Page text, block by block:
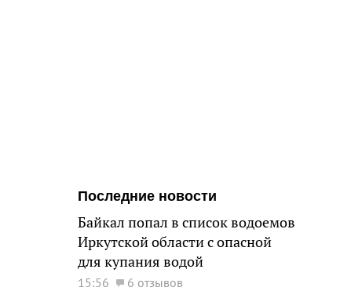
Последние новости
Байкал попал в список водоемов
Иркутской области с опасной
для купания водой
15:56 6 отзывов